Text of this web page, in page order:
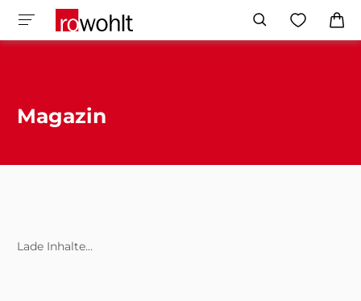
Magazin
Lade Inhalte...